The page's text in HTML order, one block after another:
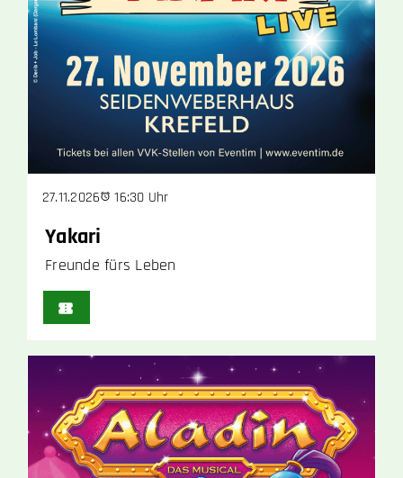
27.11.2026 16:30 Uhr
Yakari
Freunde fürs Leben